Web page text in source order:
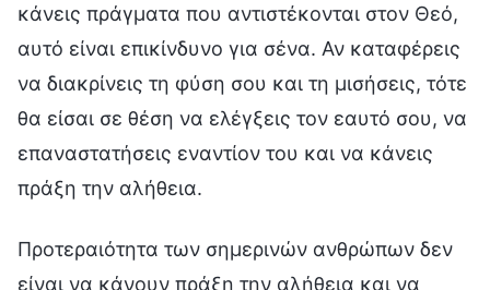
κάνεις πράγματα που αντιστέκονται στον Θεό,
αυτό είναι επικίνδυνο για σένα. Αν καταφέρεις
να διακρίνεις τη φύση σου και τη μισήσεις, τότε
θα είσαι σε θέση να ελέγξεις τον εαυτό σου, να
επαναστατήσεις εναντίον του και να κάνεις
πράξη την αλήθεια.
Προτεραιότητα των σημερινών ανθρώπων δεν
είναι να κάνουν πράξη την αλήθεια και να